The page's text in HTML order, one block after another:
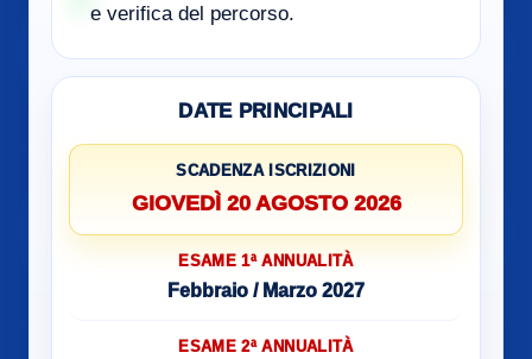
e verifica del percorso.
DATE PRINCIPALI
SCADENZA ISCRIZIONI
GIOVEDÌ 20 AGOSTO 2026
ESAME 1ª ANNUALITÀ
Febbraio / Marzo 2027
ESAME 2ª ANNUALITÀ